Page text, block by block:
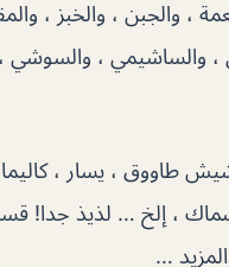
، والجبن ، والخبز ،
، والساشيمي ، والسوشي ،
طاووق ، يسار ،
، إلخ … لذيذ جدا!
…